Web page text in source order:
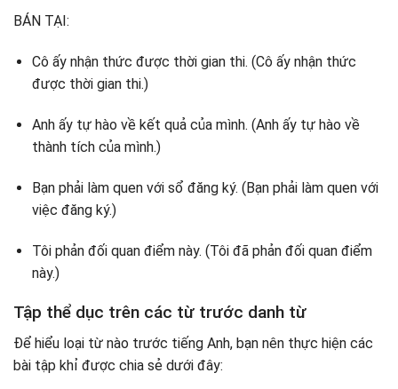
BÁN TẠI:
Cô ấy nhận thức được thời gian thi. (Cô ấy nhận thức
được thời gian thi.)
Anh ấy tự hào về kết quả của mình. (Anh ấy tự hào về
thành tích của mình.)
Bạn phải làm quen với sổ đăng ký. (Bạn phải làm quen với
việc đăng ký.)
Tôi phản đối quan điểm này. (Tôi đã phản đối quan điểm
này.)
Tập thể dục trên các từ trước danh từ
Để hiểu loại từ nào trước tiếng Anh, bạn nên thực hiện các
bài tập khỉ được chia sẻ dưới đây: